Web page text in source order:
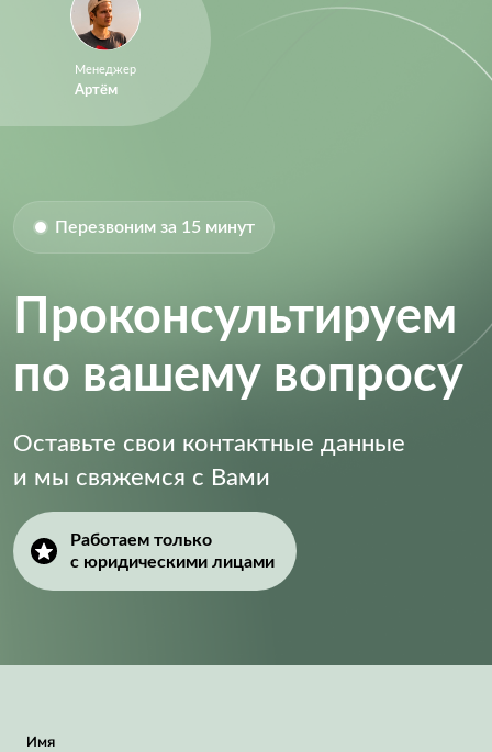
Менеджер
Артём
Перезвоним за 15 минут
Проконсультируем
по вашему вопросу
Оставьте свои контактные данные
и мы свяжемся с Вами
Работаем только
с юридическими лицами
Имя